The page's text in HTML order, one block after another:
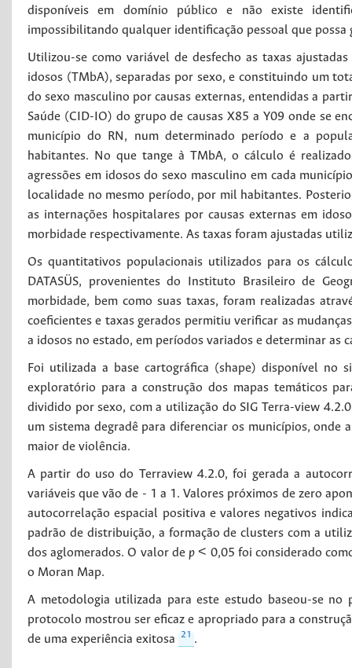
disponíveis em domínio público e não existe
impossibilitando qualquer identificação pessoal que
Utilizou-se como variável de desfecho as taxas
idosos (TMbA), separadas por sexo, e constituindo um
do sexo masculino por causas externas, entendidas a
Saúde (CID-IO) do grupo de causas X85 a Y09 onde se
município do RN, num determinado período e a
habitantes. No que tange à TMbA, o cálculo é
agressões em idosos do sexo masculino em cada
localidade no mesmo período, por mil habitantes.
as internações hospitalares por causas externas em
morbidade respectivamente. As taxas foram ajustadas
Os quantitativos populacionais utilizados para os
DATASÜS, provenientes do Instituto Brasileiro de
morbidade, bem como suas taxas, foram realizadas
coeficientes e taxas gerados permitiu verificar as
a idosos no estado, em períodos variados e determinar as
Foi utilizada a base cartográfica (shape) disponível no
exploratório para a construção dos mapas temáticos
dividido por sexo, com a utilização do SIG Terra-view
um sistema degradê para diferenciar os municípios, onde
maior de violência.
A partir do uso do Terraview 4.2.0, foi gerada a
variáveis que vão de - 1 a 1. Valores próximos de zero
autocorrelação espacial positiva e valores negativos
padrão de distribuição, a formação de clusters com a
dos aglomerados. O valor de p < 0,05 foi considerado
o Moran Map.
A metodologia utilizada para este estudo baseou-se
protocolo mostrou ser eficaz e apropriado para a
de uma experiência exitosa
21 .